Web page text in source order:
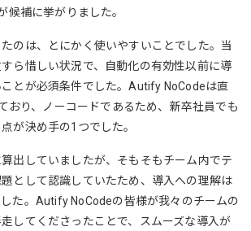
候補に挙がりました。
のは、とにかく使いやすいことでした。当
ら惜しい状況で、自動化の有効性以前に導
とが必須条件でした。Autify NoCodeは直
おり、ノーコードであるため、新卒社員でも
が決め手の1つでした。
出していましたが、そもそもチーム内でテ
として認識していたため、導入への理解は
た。Autify NoCodeの皆様が我々のチームの
してくださったことで、スムーズな導入が